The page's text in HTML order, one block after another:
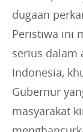
dugaan
Peristiwa ini
serius dalam
Indonesia,
Gubernur
masyarakat